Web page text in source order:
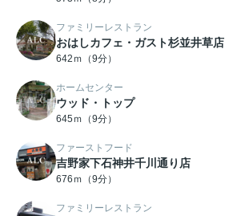
ファミリーレストラン
おはしカフェ・ガスト杉並井草店
642ｍ（9分）
ホームセンター
ウッド・トップ
645ｍ（9分）
ファーストフード
吉野家下石神井千川通り店
676ｍ（9分）
ファミリーレストラン